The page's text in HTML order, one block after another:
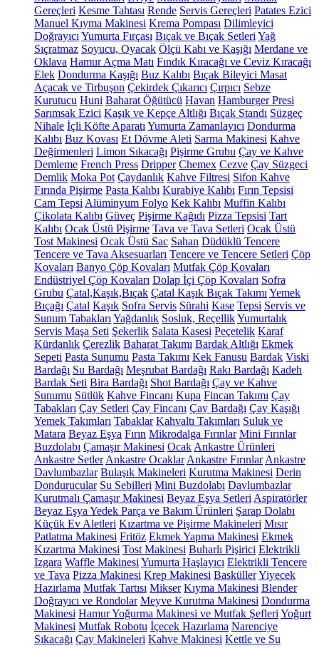
Gereçleri Kesme Tahtası Rende Servis Gereçleri Patates Ezici
Manuel Kıyma Makinesi Krema Pompası Dilimleyici
Doğrayıcı Yumurta Fırçası Bıçak ve Bıçak Setleri Yağ
Sıçratmaz Soyucu, Oyacak Ölçü Kabı ve Kaşığı Merdane ve
Oklava Hamur Açma Matı Fındık Kıracağı ve Ceviz Kıracağı
Elek Dondurma Kaşığı Buz Kalıbı Bıçak Bileyici Masat
Açacak ve Tirbuşon Çekirdek Çıkarıcı Çırpıcı Sebze
Kurutucu Huni Baharat Öğütücü Havan Hamburger Presi
Sarımsak Ezici Kaşık ve Kepçe Altlığı Bıçak Standı Süzgeç
Nihale İçli Köfte Aparatı Yumurta Zamanlayıcı Dondurma
Kalıbı Buz Kovası Et Dövme Aleti Sarma Makinesi Kahve
Değirmenleri Limon Sıkacağı Pişirme Grubu Çay ve Kahve
Demleme French Press Dripper Chemex Cezve Çay Süzgeci
Demlik Moka Pot Çaydanlık Kahve Filtresi Sifon Kahve
Fırında Pişirme Pasta Kalıbı Kurabiye Kalıbı Fırın Tepsisi
Cam Tepsi Alüminyum Folyo Kek Kalıbı Muffin Kalıbı
Çikolata Kalıbı Güveç Pişirme Kağıdı Pizza Tepsisi Tart
Kalıbı Ocak Üstü Pişirme Tava ve Tava Setleri Ocak Üstü
Tost Makinesi Ocak Üstü Sac Sahan Düdüklü Tencere
Tencere ve Tava Aksesuarları Tencere ve Tencere Setleri Çöp
Kovaları Banyo Çöp Kovaları Mutfak Çöp Kovaları
Endüstriyel Çöp Kovaları Dolap İçi Çöp Kovaları Sofra
Grubu Çatal,Kaşık,Bıçak Çatal Kaşık Bıçak Takımı Yemek
Bıçağı Çatal Kaşık Sofra Servis Sürahi Kase Tepsi Servis ve
Sunum Tabakları Yağdanlık Sosluk, ReçellikYumurtalık
Servis Maşa Seti Şekerlik Salata Kasesi Peçetelik Karaf
Kürdanlık Çerezlik Baharat Takımı Bardak Altlığı Ekmek
Sepeti Pasta Sunumu Pasta Takımı Kek Fanusu Bardak Viski
Bardağı Su Bardağı Meşrubat Bardağı Rakı Bardağı Kadeh
Bardak Seti Bira Bardağı Shot Bardağı Çay ve Kahve
Sunumu Sütlük Kahve Fincanı Kupa Fincan Takımı Çay
Tabakları Çay Setleri Çay Fincanı Çay Bardağı Çay Kaşığı
Yemek Takımları Tabaklar Kahvaltı Takımları Suluk ve
Matara Beyaz Eşya Fırın Mikrodalga Fırınlar Mini Fırınlar
Buzdolabı Çamaşır Makinesi Ocak Ankastre Ürünleri
Ankastre Setler Ankastre Ocaklar Ankastre Fırınlar Ankastre
Davlumbazlar Bulaşık Makineleri Kurutma Makinesi Derin
Dondurucular Su Sebilleri Mini Buzdolabı Davlumbazlar
Kurutmalı Çamaşır Makinesi Beyaz Eşya Setleri Aspiratörler
Beyaz Eşya Yedek Parça ve Bakım Ürünleri Şarap Dolabı
Küçük Ev Aletleri Kızartma ve Pişirme Makineleri Mısır
Patlatma Makinesi Fritöz Ekmek Yapma Makinesi Ekmek
Kızartma Makinesi Tost Makinesi Buharlı Pişirici Elektrikli
Izgara Waffle Makinesi Yumurta Haşlayıcı Elektrikli Tencere
ve Tava Pizza Makinesi Krep Makinesi BasküllerYiyecek
Hazırlama Mutfak Tartısı Mikser Kıyma Makinesi Blender
Doğrayıcı ve Rondolar Meyve Kurutma Makinesi Dondurma
Makinesi Hamur Yoğurma Makinesi ve Mutfak Şefleri Yoğurt
Makinesi Mutfak Robotu İçecek Hazırlama Narenciye
Sıkacağı Çay Makineleri Kahve Makinesi Kettle ve Su